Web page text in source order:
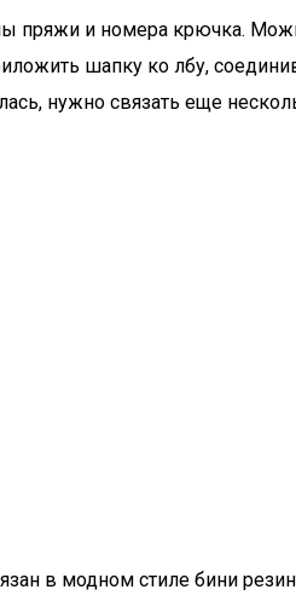
пряжи и номера крючка.
шапку ко лбу,
нужно связать еще
в модном стиле бини